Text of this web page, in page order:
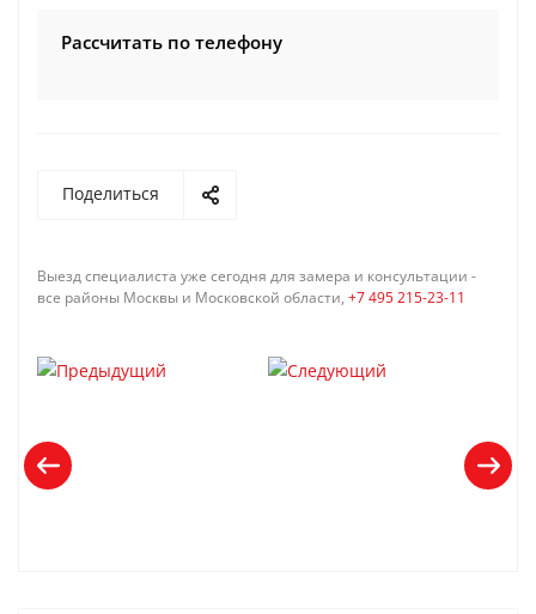
Рассчитать по телефону
Поделиться
Выезд специалиста уже сегодня для замера и консультации -
все районы Москвы и Московской области, +7 495 215-23-11